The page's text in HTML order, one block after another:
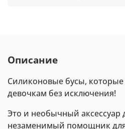
Описание
Силиконовые бусы, которые
девочкам без исключения!
Это и необычный
незаменимый помощник